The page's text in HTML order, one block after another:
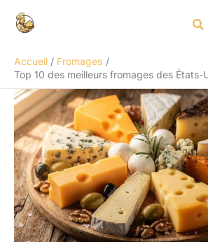
Accueil
Fromages
Top 10 des meilleurs fromages des États-